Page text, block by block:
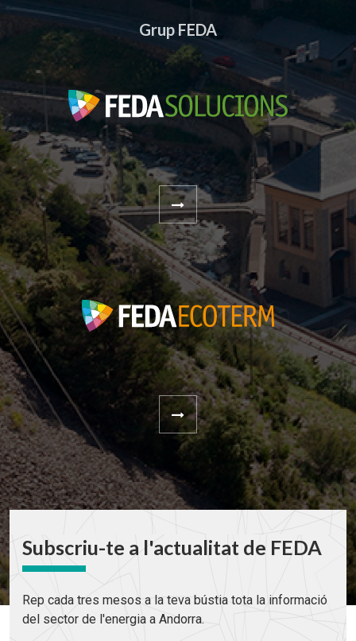
Grup FEDA
Subscriu-te a l'actualitat de FEDA
Rep cada tres mesos a la teva bústia tota la informació
del sector de l'energia a Andorra.